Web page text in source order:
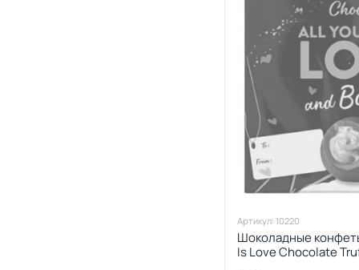
Артикул: 10220
Шоколадные
Is Love Chocolate